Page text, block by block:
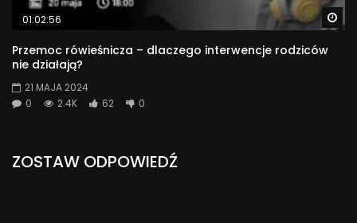
01:02:56
Przemoc rówieśnicza – dlaczego interwencje rodziców
nie działają?
21 MAJA 2024
0
2.4K 62 0
ZOSTAW ODPOWIEDŹ